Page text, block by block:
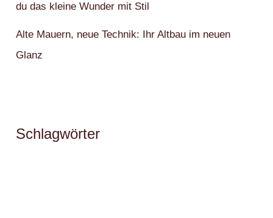
du das kleine Wunder mit Stil
Alte Mauern, neue Technik: Ihr Altbau im neuen
Glanz
Schlagwörter